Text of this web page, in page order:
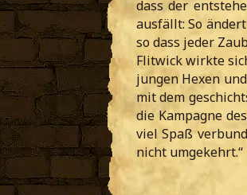
dass der
ausfällt: So
so dass jeder
Flitwick wirkte
jungen Hexen
mit dem
die Kampagne
viel Spaß
nicht umgekehrt.“